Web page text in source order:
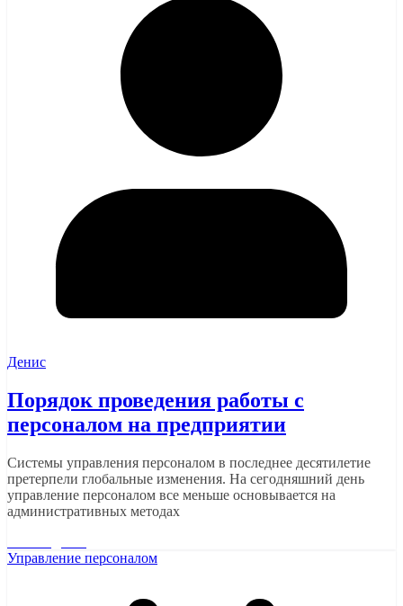
Денис
Порядок проведения работы с
персоналом на предприятии
Системы управления персоналом в последнее десятилетие
претерпели глобальные изменения. На сегодняшний день
управление персоналом все меньше основывается на
административных методах
Управление персоналом